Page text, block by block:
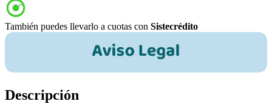
También puedes llevarlo a cuotas con Sistecrédito
Descripción